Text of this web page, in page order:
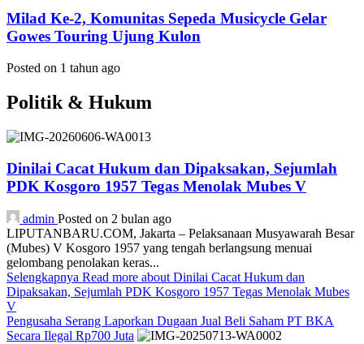
Milad Ke-2, Komunitas Sepeda Musicycle Gelar
Gowes Touring Ujung Kulon
Posted on 1 tahun ago
Politik & Hukum
Dinilai Cacat Hukum dan Dipaksakan, Sejumlah
PDK Kosgoro 1957 Tegas Menolak Mubes V
admin Posted on 2 bulan ago
LIPUTANBARU.COM, Jakarta – Pelaksanaan Musyawarah Besar
(Mubes) V Kosgoro 1957 yang tengah berlangsung menuai
gelombang penolakan keras...
Selengkapnya Read more about Dinilai Cacat Hukum dan
Dipaksakan, Sejumlah PDK Kosgoro 1957 Tegas Menolak Mubes
V
Pengusaha Serang Laporkan Dugaan Jual Beli Saham PT BKA
Secara Ilegal Rp700 Juta